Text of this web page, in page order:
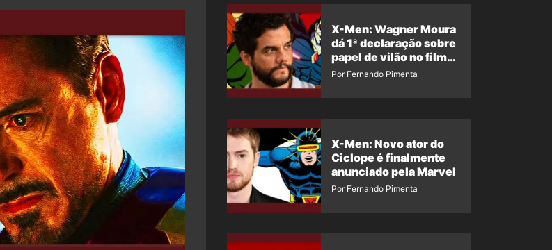
X-Men: Wagner Moura
dá 1ª declaração sobre
papel de vilão no filme
da Marvel
Por Fernando Pimenta
X-Men: Novo ator do
Ciclope é finalmente
anunciado pela Marvel
Por Fernando Pimenta